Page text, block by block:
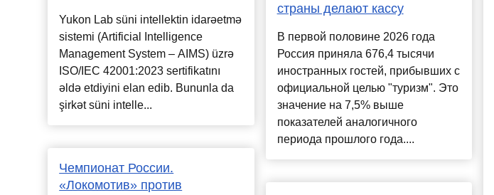
Yukon Lab süni intellektin idarəetmə
sistemi (Artificial Intelligence
Management System – AIMS) üzrə
ISO/IEC 42001:2023 sertifikatını
əldə etdiyini elan edib. Bununla da
şirkət süni intelle...
Чемпионат России.
«Локомотив» против
страны делают кассу
В первой половине 2026 года
Россия приняла 676,4 тысячи
иностранных гостей, прибывших с
официальной целью "туризм". Это
значение на 7,5% выше
показателей аналогичного
периода прошлого года....